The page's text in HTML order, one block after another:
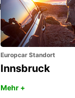
FLUGHAFEN
- GERMANY
Europcar Standort
Innsbruck
Mehr +